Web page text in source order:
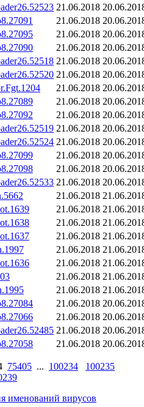
21.06.2018
21.06.2018
21.06.2018
21.06.2018
21.06.2018
21.06.2018
21.06.2018
21.06.2018
21.06.2018
21.06.2018
21.06.2018
21.06.2018
21.06.2018
21.06.2018
21.06.2018
21.06.2018
21.06.2018
21.06.2018
21.06.2018
21.06.2018
21.06.2018
21.06.2018
21.06.2018
21.06.2018
21.06.2018
21.06.2018
75405 ... 100234
100235
именований вирусов